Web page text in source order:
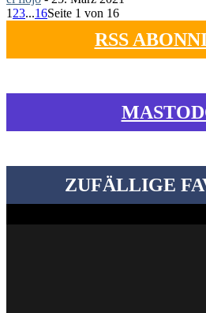
1 23...16Seite 1 von 16
RSS
ZUFÄLLIGE